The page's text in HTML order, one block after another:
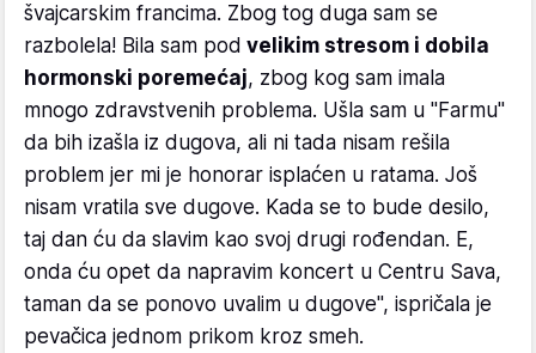
švajcarskim francima. Zbog tog duga sam se
razbolela! Bila sam pod velikim stresom i dobila
hormonski poremećaj, zbog kog sam imala
mnogo zdravstvenih problema. Ušla sam u "Farmu"
da bih izašla iz dugova, ali ni tada nisam rešila
problem jer mi je honorar isplaćen u ratama. Još
nisam vratila sve dugove. Kada se to bude desilo,
taj dan ću da slavim kao svoj drugi rođendan. E,
onda ću opet da napravim koncert u Centru Sava,
taman da se ponovo uvalim u dugove", ispričala je
pevačica jednom prikom kroz smeh.